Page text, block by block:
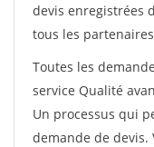
devis enregistrées
tous les
Toutes les
service Qualité
Un processus qui
demande de devis.